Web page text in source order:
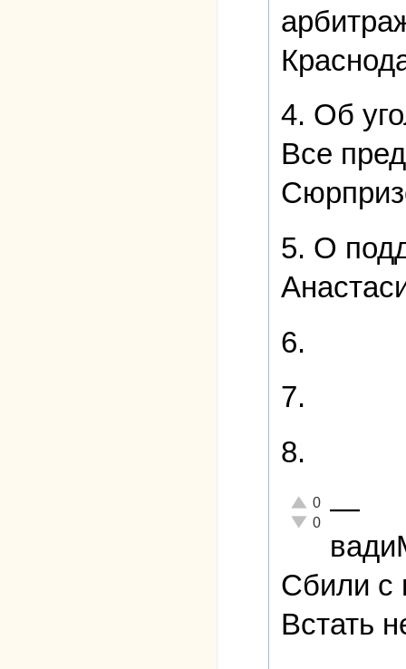
4. Об
Все
5. О
6.
7.
8.
Отлично!
0
Неадекватно!
0 —
Сбили с
Встать